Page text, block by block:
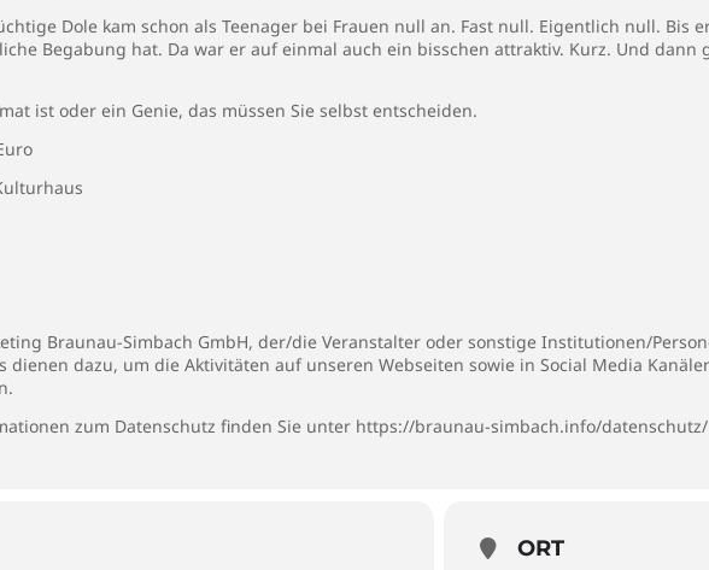
Dole kam schon als Teenager bei Frauen null an. Fast null. Eigentlich null. Bis
Begabung hat. Da war er auf ein­mal auch ein bisschen attraktiv. Kurz. Und dann
ist oder ein Genie, das müssen Sie selbst entscheiden.
Braunau-Simbach GmbH, der/die Veranstalter oder sonstige Institutionen/
dienen dazu, um die Aktivitäten auf unseren Webseiten sowie in Social Media
zum Datenschutz finden Sie unter https://braunau-simbach.info/datenschutz/
ORT